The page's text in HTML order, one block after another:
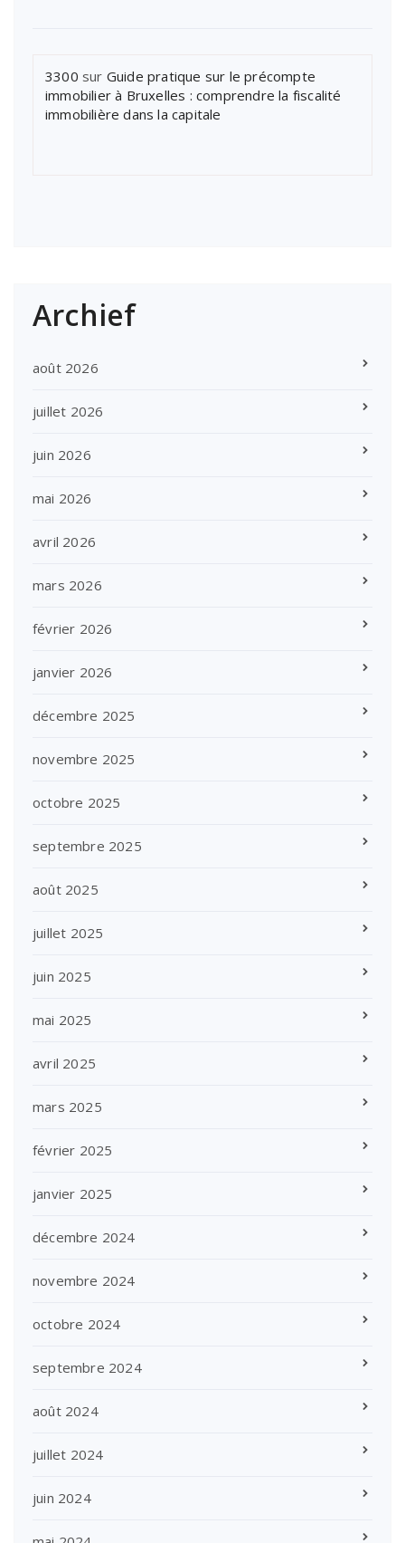
3300 sur Guide pratique sur le précompte
immobilier à Bruxelles : comprendre la fiscalité
immobilière dans la capitale
Archief
août 2026
juillet 2026
juin 2026
mai 2026
avril 2026
mars 2026
février 2026
janvier 2026
décembre 2025
novembre 2025
octobre 2025
septembre 2025
août 2025
juillet 2025
juin 2025
mai 2025
avril 2025
mars 2025
février 2025
janvier 2025
décembre 2024
novembre 2024
octobre 2024
septembre 2024
août 2024
juillet 2024
juin 2024